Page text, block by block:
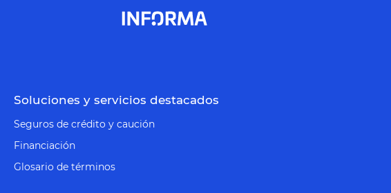
Soluciones y servicios destacados
Seguros de crédito y caución
Financiación
Glosario de términos